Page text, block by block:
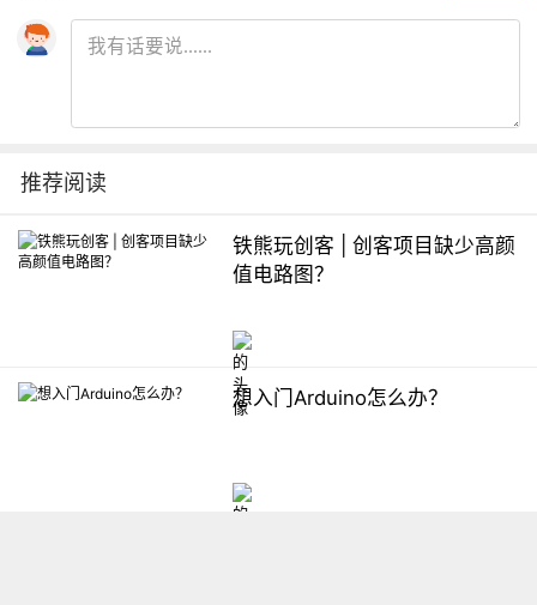
推荐阅读
铁熊玩创客 | 创客项目缺少高颜
值电路图？
想入门Arduino怎么办？